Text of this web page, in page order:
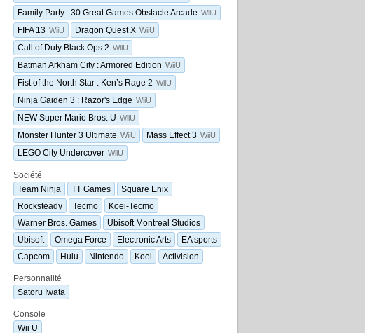
Family Party : 30 Great Games Obstacle Arcade WiiU
FIFA 13 WiiU Dragon Quest X WiiU
Call of Duty Black Ops 2 WiiU
Batman Arkham City : Armored Edition WiiU
Fist of the North Star : Ken’s Rage 2 WiiU
Ninja Gaiden 3 : Razor's Edge WiiU
NEW Super Mario Bros. U WiiU
Monster Hunter 3 Ultimate WiiU Mass Effect 3 WiiU
LEGO City Undercover WiiU
Société
Team Ninja
TT Games
Square Enix
Rocksteady
Tecmo
Koei-Tecmo
Warner Bros. Games
Ubisoft Montreal Studios
Ubisoft
Omega Force Electronic Arts
EA sports
Capcom
Hulu Nintendo Koei Activision
Personnalité
Satoru Iwata
Console
Wii U